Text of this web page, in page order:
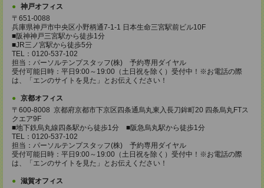
神戸オフィス
〒651-0088
兵庫県神戸市中央区小野柄通7-1-1 日本生命三宮駅前ビル10F
■阪神神戸三宮駅から徒歩1分
■JR三ノ宮駅から徒歩5分
TEL：0120-537-102
担当：パーソルテンプスタッフ(株) 予約専用ダイヤル
受付可能日時：平日9:00～19:00（土日祝を除く）受付中！※お電話の際
は、「エンのサイトを見た」とお伝えください！
京都オフィス
〒600-8008 京都府京都市下京区四条通烏丸東入長刀鉾町20 四条烏丸FTス
クエア9F
■地下鉄烏丸線四条駅から徒歩1分 ■阪急烏丸駅から徒歩1分
TEL：0120-537-102
担当：パーソルテンプスタッフ(株) 予約専用ダイヤル
受付可能日時：平日9:00～19:00（土日祝を除く）受付中！※お電話の際
は、「エンのサイトを見た」とお伝えください！
滋賀オフィス